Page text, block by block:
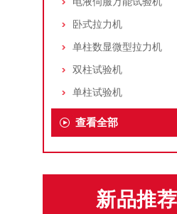
卧式拉力机
单柱数显微型拉力机
双柱试验机
单柱试验机
查看全部
新品推荐